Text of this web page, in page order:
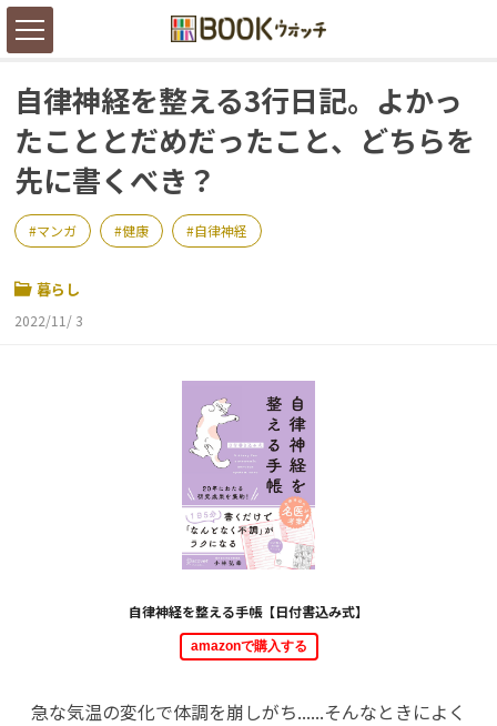
自律神経を整える3行日記。よかっ
たこととだめだったこと、どちらを
先に書くべき？
マンガ 健康 自律神経
暮らし
2022/11/ 3
自律神経を整える手帳【日付書込み式】
amazonで購入する
急な気温の変化で体調を崩しがち......そんなときによく